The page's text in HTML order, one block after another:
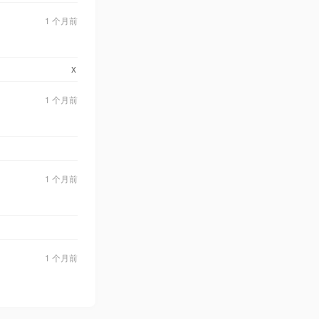
1 个月前
x
1 个月前
1 个月前
1 个月前